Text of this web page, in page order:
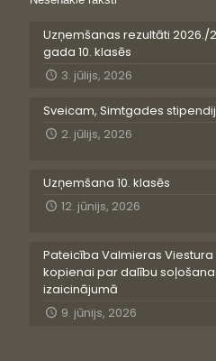
Uzņemšanas rezultāti 2026./
gada 10. klasēs
3. jūlijs, 2026
Sveicam, Simtgades
2. jūlijs, 2026
Uzņemšana 10. klasēs
12. jūnijs, 2026
Pateicība Valmieras
kopienai par dalību
izaicinājumā
9. jūnijs, 2026